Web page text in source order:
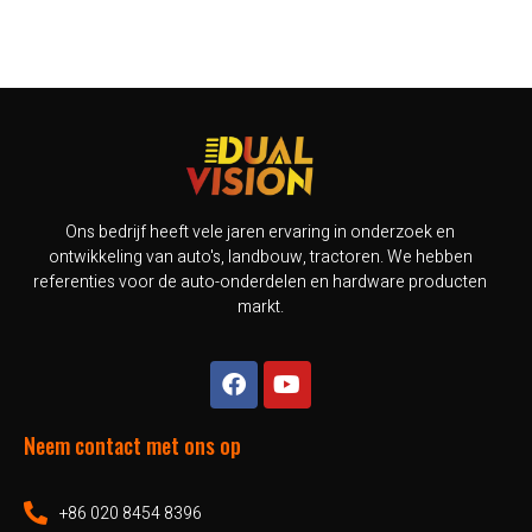
Ons bedrijf heeft vele jaren ervaring in onderzoek en
ontwikkeling van auto's, landbouw, tractoren. We hebben
referenties voor de auto-onderdelen en hardware producten
markt.
Neem contact met ons op
+86 020 8454 8396